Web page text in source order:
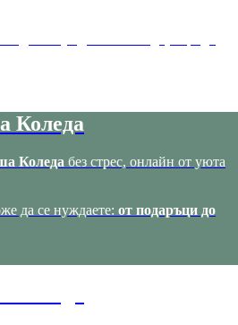
Коледа
Коледа без стрес, онлайн от уюта
да се нуждаете: от подаръци до